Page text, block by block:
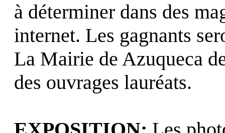
à déterminer dans des
internet. Les gagnants
La Mairie de Azuqueca
des ouvrages lauréats.